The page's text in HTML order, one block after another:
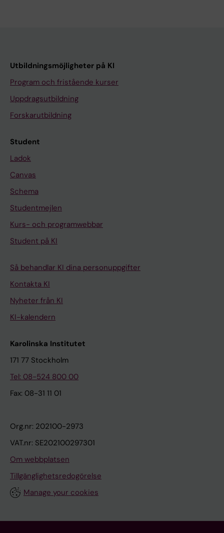
Utbildningsmöjligheter på KI
Program och fristående kurser
Uppdragsutbildning
Forskarutbildning
Student
Ladok
Canvas
Schema
Studentmejlen
Kurs- och programwebbar
Student på KI
Så behandlar KI dina personuppgifter
Kontakta KI
Nyheter från KI
KI-kalendern
Karolinska Institutet
171 77 Stockholm
Tel: 08-524 800 00
Fax: 08-31 11 01
Org.nr: 202100-2973
VAT.nr: SE202100297301
Om webbplatsen
Tillgänglighetsredogörelse
Manage your cookies